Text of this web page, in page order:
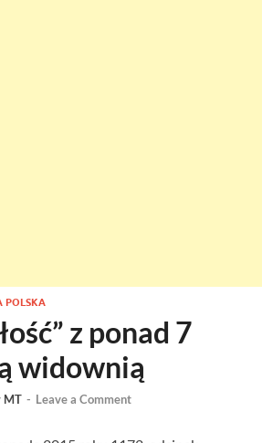
POLSKA
z ponad 7
widownią
MT - Leave a Comment